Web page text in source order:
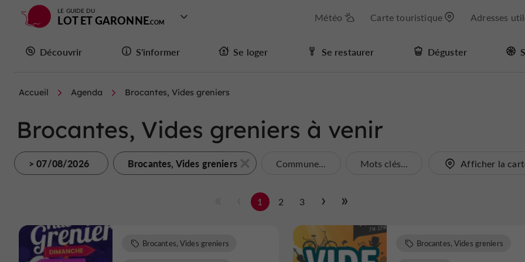
LE GUIDE DU
LOT ET GARONNE Météo Carte touristique Adresses
Découvrir S'informer Se loger Se restaurer Déguster
Accueil Agenda Brocantes, Vides greniers
Brocantes, Vides greniers à venir
> 07/08/2026 Brocantes, Vides greniers Commune... Mots clés... Afficher la
1 2 3
Brocantes, Vides greniers Brocantes, Vides greniers